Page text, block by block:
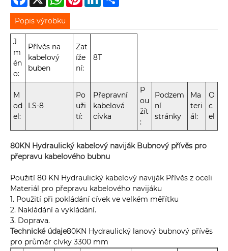
Popis výrobku
J
m
én
o:
Přívěs na
kabelový
buben
Zat
íže
ní:
8T
M
od
el:
LS-8
Po
uži
tí:
Přepravní
kabelová
cívka
P
ou
žít
:
Podzem
ní
stránky
Ma
teri
ál:
O
c
el
80KN Hydraulický kabelový naviják Bubnový přívěs pro
přepravu kabelového bubnu
Použití 80 KN Hydraulický kabelový naviják Přívěs z oceli
Materiál pro přepravu kabelového navijáku
1. Použití při pokládání cívek ve velkém měřítku
2. Nakládání a vykládání.
3. Doprava.
Technické údaje80KN Hydraulický lanový bubnový přívěs
pro průměr cívky 3300 mm